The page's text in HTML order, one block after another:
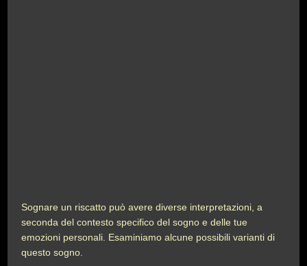
Sognare un riscatto può avere diverse interpretazioni, a
seconda del contesto specifico del sogno e delle tue
emozioni personali. Esaminiamo alcune possibili varianti di
questo sogno.